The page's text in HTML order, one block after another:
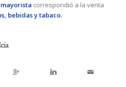
correspondió a la venta
bebidas y tabaco.